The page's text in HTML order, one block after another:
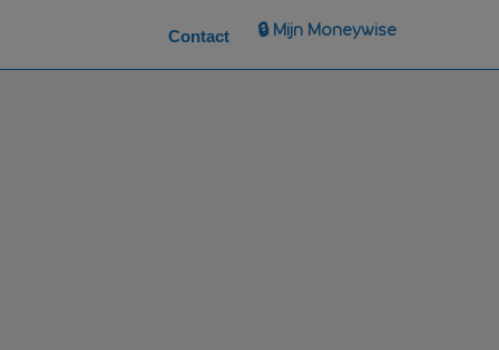
Contact 🔒 Mijn Moneywise